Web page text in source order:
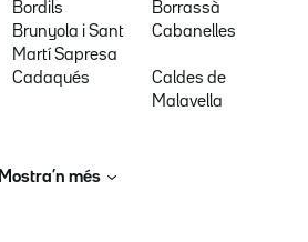
Bordils
Borrassà
Brunyola i Sant
Martí Sapresa
Cabanelles
Cadaqués
Caldes de
Malavella
Mostra’n més